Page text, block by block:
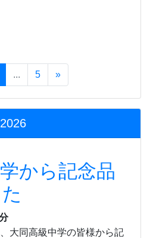
... 5 »
から記念品
大同高級中学の皆様から記